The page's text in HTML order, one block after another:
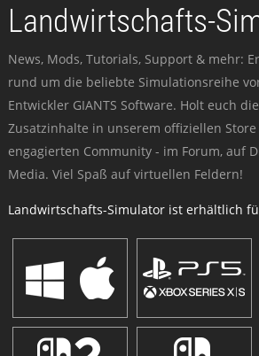
Landwirtschafts-
News, Mods, Tutorials, Support & mehr:
rund um die beliebte Simulationsreihe
Entwickler GIANTS Software. Holt euch
Zusatzinhalte in unserem offiziellen
engagierten Community - im Forum, auf
Media. Viel Spaß auf virtuellen Feldern!
Landwirtschafts-Simulator ist erhältlich